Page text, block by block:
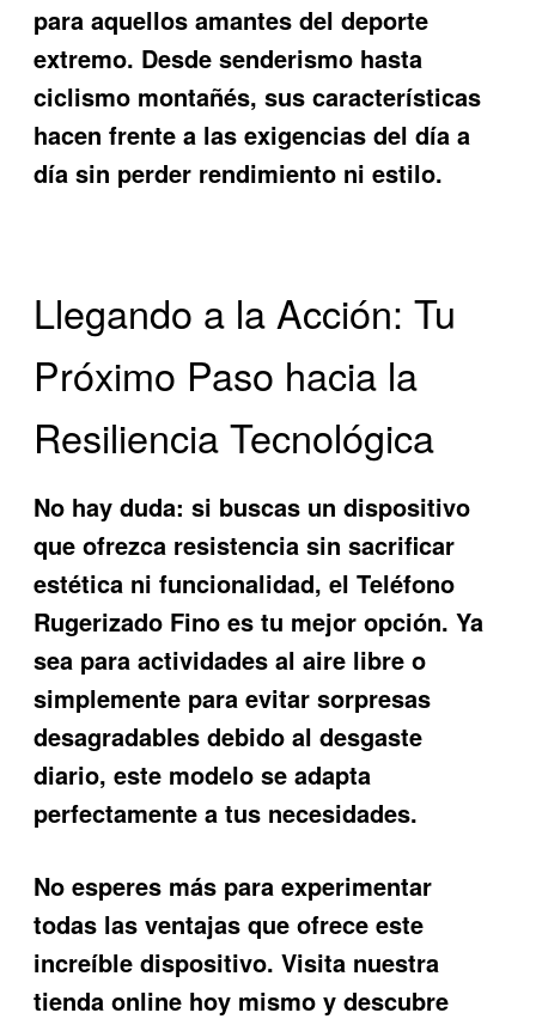
para aquellos amantes del deporte
extremo. Desde senderismo hasta
ciclismo montañés, sus características
hacen frente a las exigencias del día a
día sin perder rendimiento ni estilo.
Llegando a la Acción: Tu
Próximo Paso hacia la
Resiliencia Tecnológica
No hay duda: si buscas un dispositivo
que ofrezca resistencia sin sacrificar
estética ni funcionalidad, elTeléfono
Rugerizado Fino es tu mejor opción. Ya
sea para actividades al aire libre o
simplemente para evitar sorpresas
desagradables debido al desgaste
diario, este modelo se adapta
perfectamente a tus necesidades.
No esperes más para experimentar
todas las ventajas que ofrece este
increíble dispositivo. Visita nuestra
tienda online hoy mismo y descubre